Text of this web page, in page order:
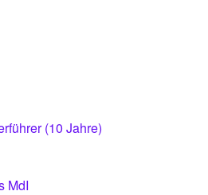
(10 Jahre)
MdI